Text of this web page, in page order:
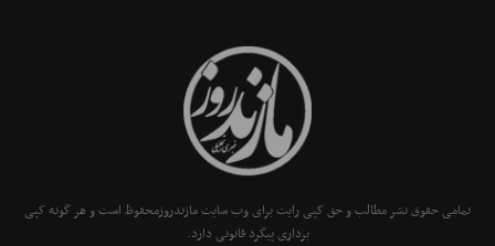
تمامی حقوق نشر مطالب و حق کپی رایت برای وب سایت مازندروزمحفوظ است و هر گونه کپی
برداری پیگرد قانونی دارد.